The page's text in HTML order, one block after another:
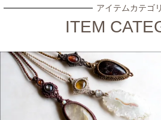
アイテムカテゴ
ITEM